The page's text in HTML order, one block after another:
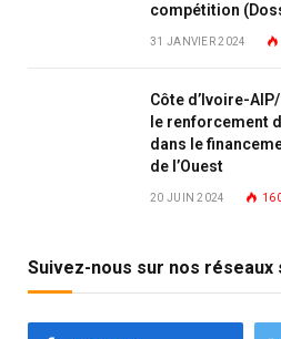
compétition
31 JANVIER 2024
Côte d’Ivoire-
le renforcement
dans le
de l’Ouest
20 JUIN 2024
Suivez-nous sur nos réseaux